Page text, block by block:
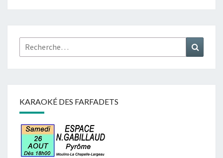
articles
Rechercher :
KARAOKÉ DES FARFADETS